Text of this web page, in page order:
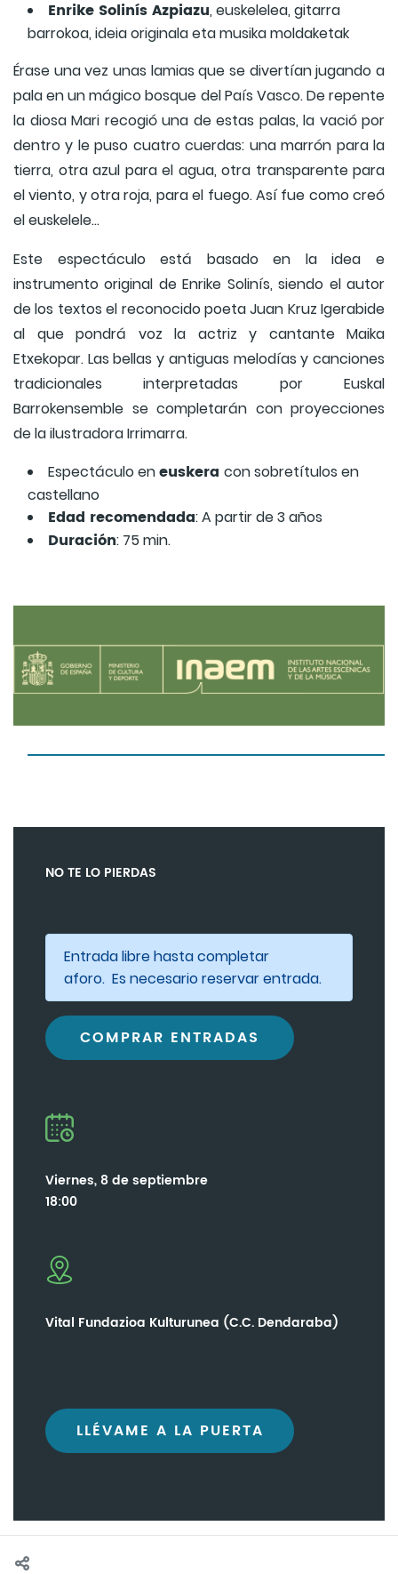
Enrike Solinís Azpiazu, euskelelea, gitarra
barrokoa, ideia originala eta musika moldaketak
Érase una vez unas lamias que se divertían jugando a
pala en un mágico bosque del País Vasco. De repente
la diosa Mari recogió una de estas palas, la vació por
dentro y le puso cuatro cuerdas: una marrón para la
tierra, otra azul para el agua, otra transparente para
el viento, y otra roja, para el fuego. Así fue como creó
el euskelele...
Este espectáculo está basado en la idea e
instrumento original de Enrike Solinís, siendo el autor
de los textos el reconocido poeta Juan Kruz Igerabide
al que pondrá voz la actriz y cantante Maika
Etxekopar. Las bellas y antiguas melodías y canciones
tradicionales interpretadas por Euskal
Barrokensemble se completarán con proyecciones
de la ilustradora Irrimarra.
Espectáculo eneuskera con sobretítulos en
castellano
Edad recomendada: A partir de 3 años
Duración: 75 min.
NO TE LO PIERDAS
Entrada libre hasta completar
aforo. Es necesario reservar entrada.
COMPRAR ENTRADAS
Viernes, 8 de septiembre
18:00
Vital Fundazioa Kulturunea (C.C. Dendaraba)
LLÉVAME A LA PUERTA